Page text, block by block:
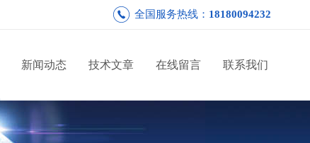
全国服务热线： 18180094232
新闻动态 技术文章 在线留言 联系我们